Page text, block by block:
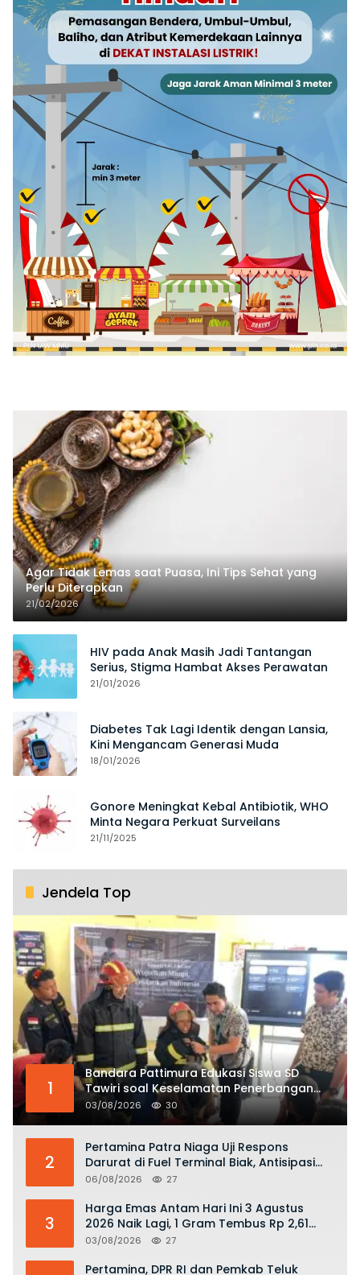
Agar Tidak Lemas saat Puasa, Ini Tips Sehat yang
Perlu Diterapkan
21/02/2026
HIV pada Anak Masih Jadi Tantangan
Serius, Stigma Hambat Akses Perawatan
21/01/2026
Diabetes Tak Lagi Identik dengan Lansia,
Kini Mengancam Generasi Muda
18/01/2026
Gonore Meningkat Kebal Antibiotik, WHO
Minta Negara Perkuat Surveilans
21/11/2025
Jendela Top
1
Bandara Pattimura Edukasi Siswa SD
Tawiri soal Keselamatan Penerbangan
dan Bahaya Bermain Layang-layang di
KKOP
03/08/2026 30
2
Pertamina Patra Niaga Uji Respons
Darurat di Fuel Terminal Biak, Antisipasi
Risiko Kebakaran dan Tumpahan BBM
06/08/2026 27
3
Harga Emas Antam Hari Ini 3 Agustus
2026 Naik Lagi, 1 Gram Tembus Rp 2,61
Juta
03/08/2026 27
Pertamina, DPR RI dan Pemkab Teluk